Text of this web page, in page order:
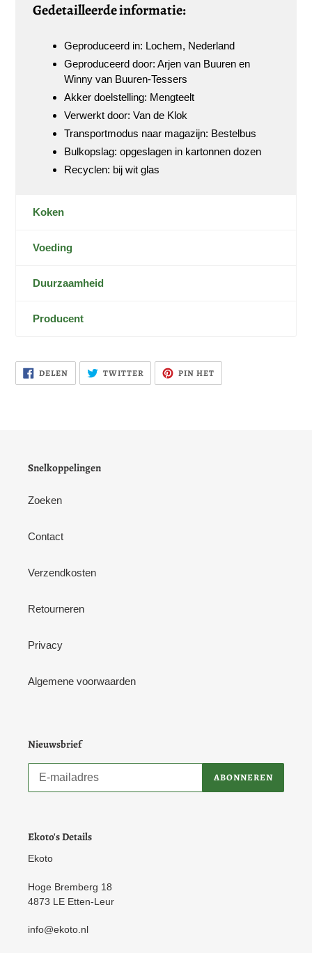
Gedetailleerde informatie:
Geproduceerd in: Lochem, Nederland
Geproduceerd door: Arjen van Buuren en
Winny van Buuren-Tessers
Akker doelstelling: Mengteelt
Verwerkt door: Van de Klok
Transportmodus naar magazijn: Bestelbus
Bulkopslag: opgeslagen in kartonnen dozen
Recyclen: bij wit glas
Koken
Voeding
Duurzaamheid
Producent
DELENDELEN
FACEBOOK
TWITTER PLAATS
TWEET
OP
PIN HET
PINTEREST
Snelkoppelingen
Zoeken
Contact
Verzendkosten
Retourneren
Privacy
Algemene voorwaarden
Nieuwsbrief
ABONNEREN
Ekoto's Details
Ekoto
Hoge Bremberg 18
4873 LE Etten-Leur
info@ekoto.nl